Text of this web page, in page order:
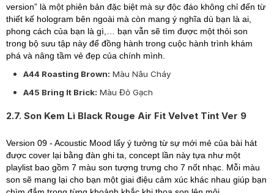
version” là một phiên bản đặc biệt mà sự độc đáo không chỉ đến từ
thiết kế hologram bên ngoài mà còn mang ý nghĩa dù bạn là ai,
phong cách của bạn là gì,… bạn vẫn sẽ tìm được một thỏi son
trong bộ sưu tập này để đồng hành trong cuộc hành trình khám
phá và nâng tầm vẻ đẹp của chính mình.
A44 Roasting Brown: Màu Nâu Cháy
A45 Bring It Brick: Màu Đỏ Gạch
2.7. Son Kem Lì Black Rouge Air Fit Velvet Tint Ver 9
Version 09 - Acoustic Mood lấy ý tưởng từ sự mới mẻ của bài hát
được cover lại bằng đàn ghi ta, concept lần này tựa như một
playlist bao gồm 7 màu son tượng trưng cho 7 nốt nhạc. Mỗi màu
son sẽ mang lại cho bạn một giai điệu cảm xúc khác nhau giúp bạn